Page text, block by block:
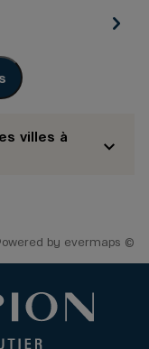
villes à
by evermaps ©